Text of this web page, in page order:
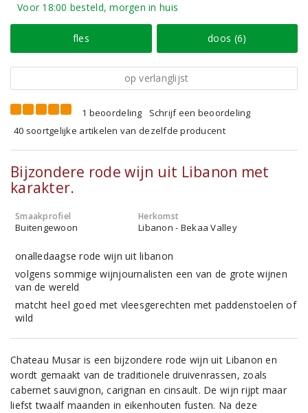
Voor 18:00 besteld, morgen in huis
fles doos (6)
op verlanglijst
1 beoordeling
Schrijf een beoordeling
40 soortgelijke artikelen van dezelfde producent
Bijzondere rode wijn uit Libanon met
karakter.
Smaakprofiel
Buitengewoon
Herkomst
Libanon - Bekaa Valley
onalledaagse rode wijn uit libanon
volgens sommige wijnjournalisten een van de grote wijnen
van de wereld
matcht heel goed met vleesgerechten met paddenstoelen of
wild
Chateau Musar is een bijzondere rode wijn uit Libanon en
wordt gemaakt van de traditionele druivenrassen, zoals
cabernet sauvignon, carignan en cinsault. De wijn rijpt maar
liefst twaalf maanden in eikenhouten fusten. Na deze